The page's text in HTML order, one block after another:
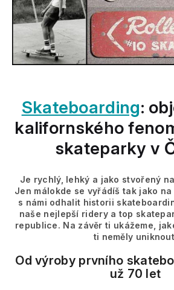
Skateboarding:
kalifornského
skateparky v
Je rychlý, lehký a jako stvořený
Jen málokde se vyřádíš tak jako
s námi odhalit historii
naše nejlepší ridery a top
republice. Na závěr ti ukážeme,
ti neměly
Od výroby prvního
už 70 let